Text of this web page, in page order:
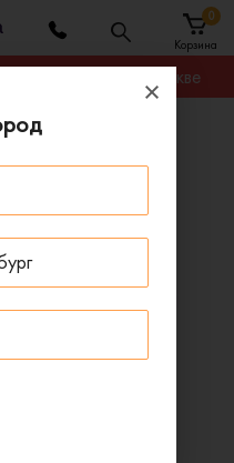
Корзина
0
любую оправу в Москве
R80